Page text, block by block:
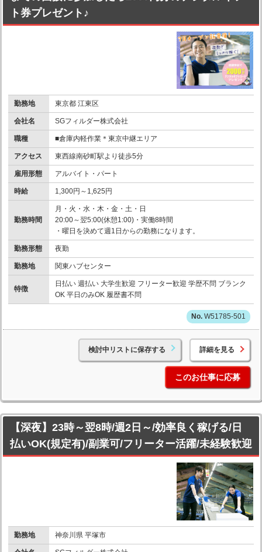
ト券プレゼント♪
勤務地 東京都 江東区
会社名 SGフィルダー株式会社
職種 ■倉庫内軽作業＊東京中継エリア
アクセス 東西線南砂町駅より徒歩5分
雇用形態 アルバイト・パート
時給 1,300円～1,625円
勤務時間
月・火・水・木・金・土・日
20:00～翌5:00(休憩1:00)・実働8時間
・曜日を決めて週1日からの勤務になります。
勤務形態 夜勤
勤務地 関東ハブセンター
特徴
日払い 週払い 大学生歓迎 フリーター歓迎 学歴不問 ブランク
OK 平日のみOK 履歴書不問
W51785-501
検討中リストに保存する 詳細を見る
このお仕事に応募
【深夜】23時～翌8時/週2日～/効率良く稼げる/日
払いOK(規定有)/副業可/フリーター活躍/未経験歓迎
勤務地 神奈川県 平塚市